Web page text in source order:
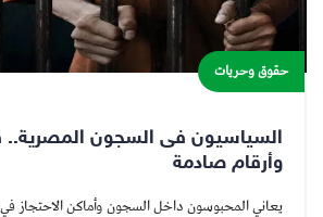
حقوق وحريات
السياسيون فى السجون المصرية..
وأرقام صادمة
يعاني المحبوسون داخل السجون وأماكن الاحتجاز